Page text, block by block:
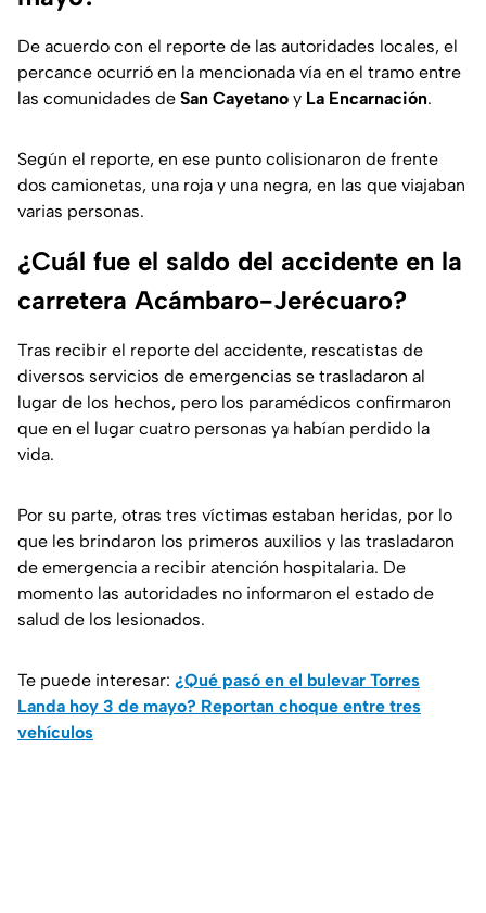
De acuerdo con el reporte de las autoridades locales, el
percance ocurrió en la mencionada vía en el tramo entre
las comunidades de San Cayetano y La Encarnación.
Según el reporte, en ese punto colisionaron de frente
dos camionetas, una roja y una negra, en las que viajaban
varias personas.
¿Cuál fue el saldo del accidente en la
carretera Acámbaro-Jerécuaro?
Tras recibir el reporte del accidente, rescatistas de
diversos servicios de emergencias se trasladaron al
lugar de los hechos, pero los paramédicos confirmaron
que en el lugar cuatro personas ya habían perdido la
vida.
Por su parte, otras tres víctimas estaban heridas, por lo
que les brindaron los primeros auxilios y las trasladaron
de emergencia a recibir atención hospitalaria. De
momento las autoridades no informaron el estado de
salud de los lesionados.
Te puede interesar: ¿Qué pasó en el bulevar Torres
Landa hoy 3 de mayo? Reportan choque entre tres
vehículos